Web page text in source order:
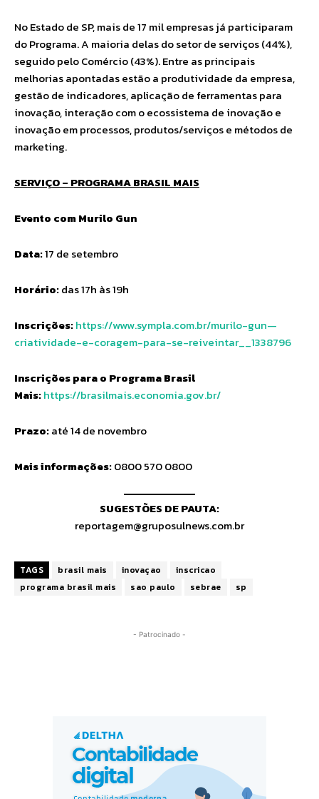
No Estado de SP, mais de 17 mil empresas já participaram
do Programa. A maioria delas do setor de serviços (44%),
seguido pelo Comércio (43%). Entre as principais
melhorias apontadas estão a produtividade da empresa,
gestão de indicadores, aplicação de ferramentas para
inovação, interação com o ecossistema de inovação e
inovação em processos, produtos/serviços e métodos de
marketing.
SERVIÇO – PROGRAMA BRASIL MAIS
Evento com Murilo Gun
Data:17 de setembro
Horário:das 17h às 19h
Inscrições:https://www.sympla.com.br/murilo-gun—
criatividade-e-coragem-para-se-reiveintar__1338796
Inscrições para o Programa Brasil
Mais:https://brasilmais.economia.gov.br/
Prazo:até 14 de novembro
Mais informações:0800 570 0800
SUGESTÕES DE PAUTA:
reportagem@gruposulnews.com.br
TAGS brasil mais inovaçao
inscricao
programa brasil mais
sao paulo sebrae sp
- Patrocinado -